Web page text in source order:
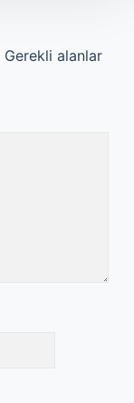
Gerekli alanlar